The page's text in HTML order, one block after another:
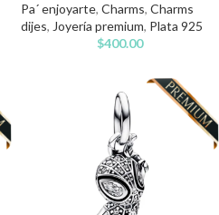
Pa´ enjoyarte, Charms, Charms
dijes, Joyería premium, Plata 925
$400.00